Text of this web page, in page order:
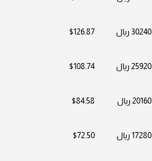
30240 ريال $126.87
25920 ريال $108.74
20160 ريال $84.58
17280 ريال $72.50